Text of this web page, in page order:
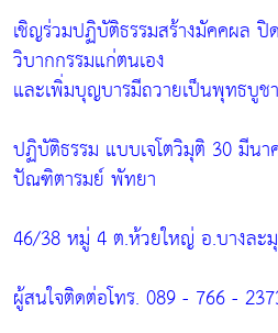
เชิญร่วมปฏิบัติธรรมสร้างมัคคผล
วิบากกรรมแก่ตนเอง
และเพิ่มบุญบารมีถวายเป็นพุทธบูช
ปฏิบัติธรรม แบบเจโตวิมุติ 30 มีน
ปัณฑิตารมย์ พัทยา
46/38 หมู่ 4 ต.ห้วยใหญ่ อ.บางละ
ผู้สนใจติดต่อโทร. 089 - 766 -